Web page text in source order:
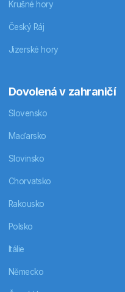
Krušné hory
Český Ráj
Jizerské hory
Dovolená v zahraničí
Slovensko
Maďarsko
Slovinsko
Chorvatsko
Rakousko
Polsko
Itálie
Německo